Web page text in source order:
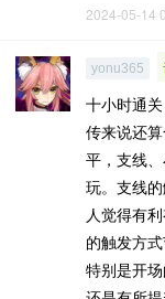
2024-05-14
yonu365
十小时通
传来说还
平，支线
玩。支线
人觉得有
的触发方
特别是开